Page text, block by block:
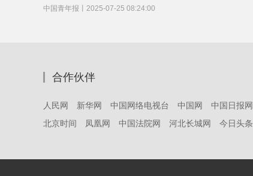
中国青年报 2025-07-25 08:24:00
合作伙伴
人民网 新华网 中国网络电视台 中国网 中国日报网
北京时间
凤凰网 中国法院网 河北长城网 今日头条